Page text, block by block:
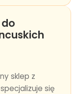
sklep z
się